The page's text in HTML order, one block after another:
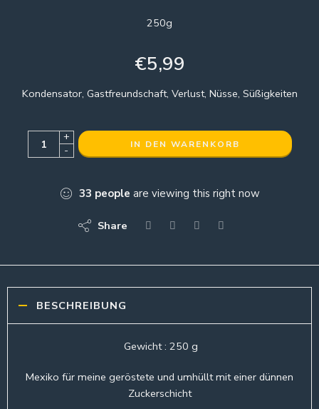
250g
€5,99
Kondensator, Gastfreundschaft, Verlust, Nüsse, Süßigkeiten
+
-
IN DEN WARENKORB
33 people are viewing this right now
Share
BESCHREIBUNG
Gewicht : 250 g
Mexiko für meine geröstete und umhüllt mit einer dünnen
Zuckerschicht